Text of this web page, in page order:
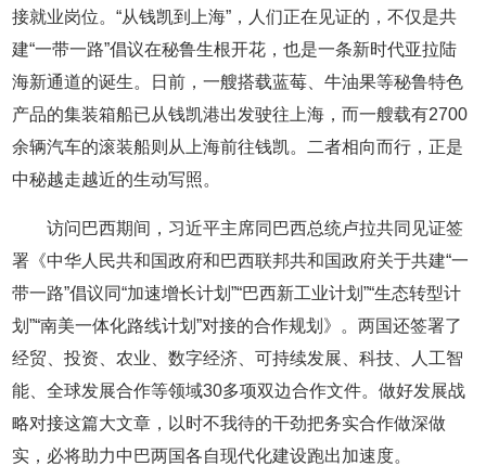
接就业岗位。“从钱凯到上海”，人们正在见证的，不仅是共
建“一带一路”倡议在秘鲁生根开花，也是一条新时代亚拉陆
海新通道的诞生。日前，一艘搭载蓝莓、牛油果等秘鲁特色
产品的集装箱船已从钱凯港出发驶往上海，而一艘载有2700
余辆汽车的滚装船则从上海前往钱凯。二者相向而行，正是
中秘越走越近的生动写照。
访问巴西期间，习近平主席同巴西总统卢拉共同见证签
署《中华人民共和国政府和巴西联邦共和国政府关于共建“一
带一路”倡议同“加速增长计划”“巴西新工业计划”“生态转型计
划”“南美一体化路线计划”对接的合作规划》。两国还签署了
经贸、投资、农业、数字经济、可持续发展、科技、人工智
能、全球发展合作等领域30多项双边合作文件。做好发展战
略对接这篇大文章，以时不我待的干劲把务实合作做深做
实，必将助力中巴两国各自现代化建设跑出加速度。